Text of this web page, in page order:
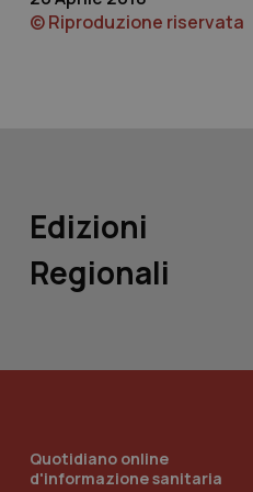
© Riproduzione riservata
Edizioni
Regionali
Quotidiano online
d'informazione sanitaria